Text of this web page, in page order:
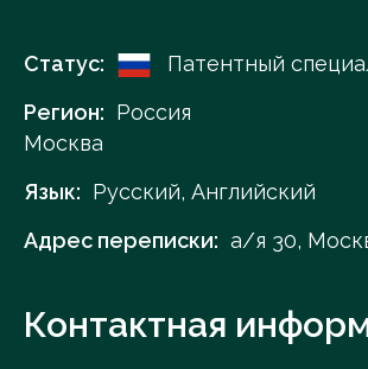
Статус:
Патентный
Регион: Россия
Москва
Язык: Русский, Английский
Адрес переписки: а/я 30,
Контактная